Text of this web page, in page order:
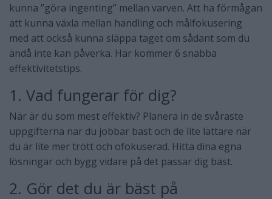
kunna ”göra ingenting” mellan varven. Att ha förmågan
att kunna växla mellan handling och målfokusering
med att också kunna släppa taget om sådant som du
ändå inte kan påverka. Här kommer 6 snabba
effektivitetstips.
1. Vad fungerar för dig?
När är du som mest effektiv? Planera in de svåraste
uppgifterna när du jobbar bäst och de lite lättare när
du är lite mer trött och ofokuserad. Hitta dina egna
lösningar och bygg vidare på det passar dig bäst.
2. Gör det du är bäst på